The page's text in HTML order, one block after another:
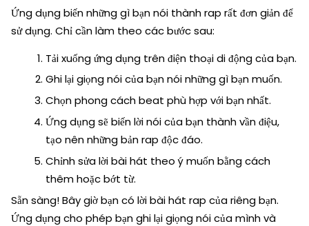
Ứng dụng biến những gì bạn nói thành rap rất đơn giản để
sử dụng. Chỉ cần làm theo các bước sau:
Tải xuống ứng dụng trên điện thoại di động của bạn.
Ghi lại giọng nói của bạn nói những gì bạn muốn.
Chọn phong cách beat phù hợp với bạn nhất.
Ứng dụng sẽ biến lời nói của bạn thành vần điệu,
tạo nên những bản rap độc đáo.
Chỉnh sửa lời bài hát theo ý muốn bằng cách
thêm hoặc bớt từ.
Sẵn sàng! Bây giờ bạn có lời bài hát rap của riêng bạn.
Ứng dụng cho phép bạn ghi lại giọng nói của mình và